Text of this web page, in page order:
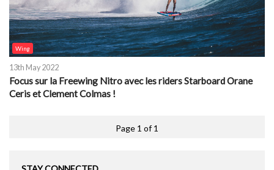
Wing
13th May 2022
Focus sur la Freewing Nitro avec les riders Starboard Orane
Ceris et Clement Colmas !
Page 1 of 1